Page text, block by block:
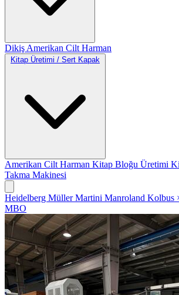
Dikiş Amerikan Cilt Harman
Kitap Üretimi / Sert Kapak
Amerikan Cilt Harman Kitap Bloğu Üretimi
Takma Makinesi
Heidelberg Müller Martini Manroland Kolbus
MBO